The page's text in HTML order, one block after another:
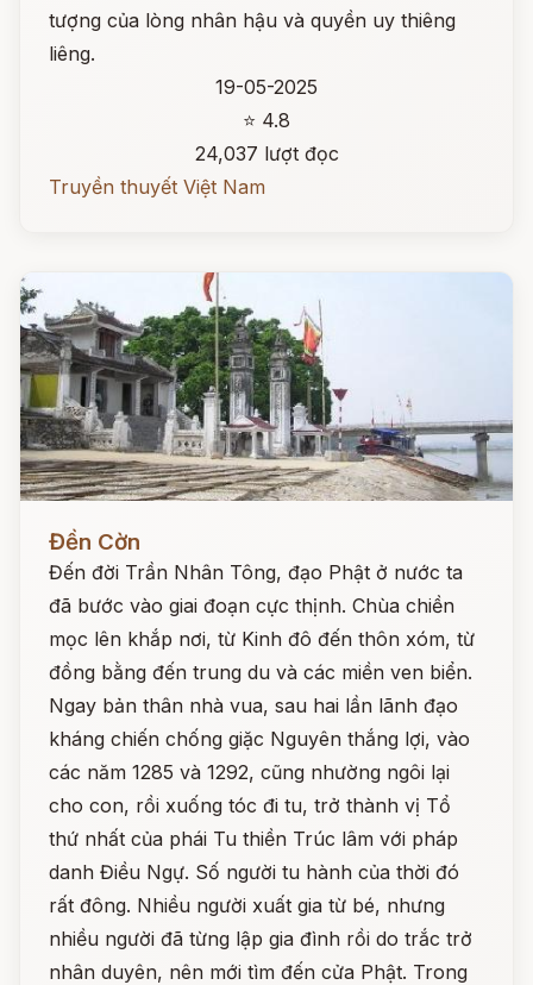
tượng của lòng nhân hậu và quyền uy thiêng
liêng.
19-05-2025
⭐ 4.8
24,037 lượt đọc
Truyền thuyết Việt Nam
Đọc ngay
Đền Cờn
Đến đời Trần Nhân Tông, đạo Phật ở nước ta
đã bước vào giai đoạn cực thịnh. Chùa chiền
mọc lên khắp nơi, từ Kinh đô đến thôn xóm, từ
đồng bằng đến trung du và các miền ven biển.
Ngay bản thân nhà vua, sau hai lần lãnh đạo
kháng chiến chống giặc Nguyên thắng lợi, vào
các năm 1285 và 1292, cũng nhường ngôi lại
cho con, rồi xuống tóc đi tu, trở thành vị Tổ
thứ nhất của phái Tu thiền Trúc lâm với pháp
danh Điều Ngự. Số người tu hành của thời đó
rất đông. Nhiều người xuất gia từ bé, nhưng
nhiều người đã từng lập gia đình rồi do trắc trở
nhân duyên, nên mới tìm đến cửa Phật. Trong